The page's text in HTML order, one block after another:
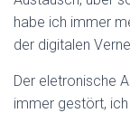
habe ich immer
der digitalen
Der eletronische
immer gestört,